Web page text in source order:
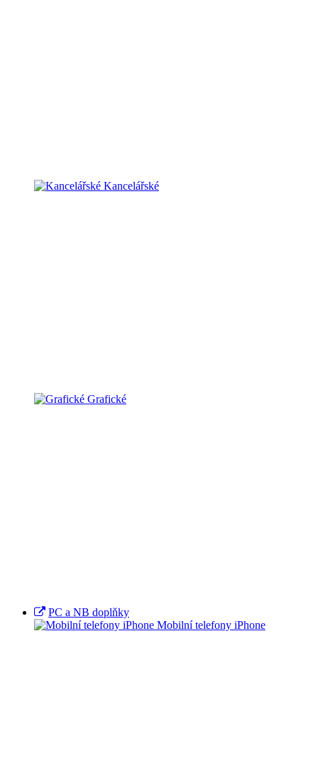
Kancelářské
Grafické
PC a NB doplňky
Mobilní telefony iPhone